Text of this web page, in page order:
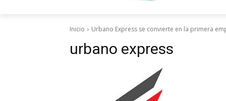
Inicio Urbano Express se convierte en la primera
urbano express